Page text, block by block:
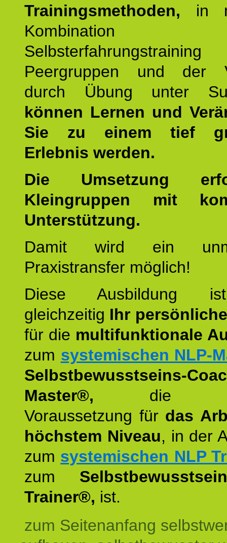
Trainingsmethoden, in
Peergruppen und der
durch Übung unter
können Lernen und
Sie zu einem tief
Erlebnis werden.
Die Umsetzung
Kleingruppen mit
Unterstützung.
Damit wird ein
Praxistransfer möglich!
Diese Ausbildung
gleichzeitig Ihr
für die multifunktionale
zum systemischen NLP-
Selbstbewusstseins-
Master®, die
Voraussetzung für das
höchstem Niveau, in der
zum systemischen NLP
zum
Trainer®, ist.
zum Seitenanfang